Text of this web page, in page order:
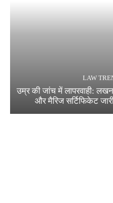
LAW
उम्र की जांच में लापरवाही:
और मैरिज सर्टिफिकेट